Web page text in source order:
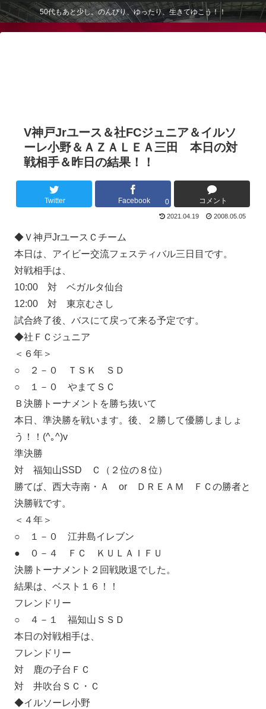
50代もあと少し。のんびり、ゆったり、生きてゆこう！！
V神戸Jrユース＆社FCジュニア＆イルソ
ーレ小野＆ＡＺＡＬＥＡ三田 本日の対
戦相手＆昨日の結果！！
Twitter Facebook 0 コメント
2021.04.19 2008.05.05
◆Ｖ神戸JrユースＣチーム
本日は、アイビー交流フェスティバル三日目です。
対戦相手は、
10:00 対 ベガルタ仙台
12:00 対 東京むさし
試合終了後、バスにて戻って来る予定です。
◆社ＦＣジュニア
＜６年＞
○ ２－０ ＴＳＫ ＳＤ
○ １－０ やまてＳＣ
Ｂ決勝トーナメントを勝ち抜いて
本日、準決勝を戦います。後、２勝して優勝しましょ
う！！(^｡^)v
準決勝
対 福知山SSD Ｃ（２位の８位）
勝てば、西大寺南・Ａ or ＤＲＥＡＭ ＦＣの勝者と
決勝戦です。
＜４年＞
○ １－０ 江井島イレブン
● ０－４ ＦＣ ＫＵＬＡＩＦＵ
決勝トーナメント２回戦敗退でした。
結果は、ベスト１６！！
フレンドリー
○ ４－１ 福知山ＳＳＤ
本日の対戦相手は、
フレンドリー
対 鹿の子台ＦＣ
対 井吹台ＳＣ・Ｃ
◆イルソーレ小野